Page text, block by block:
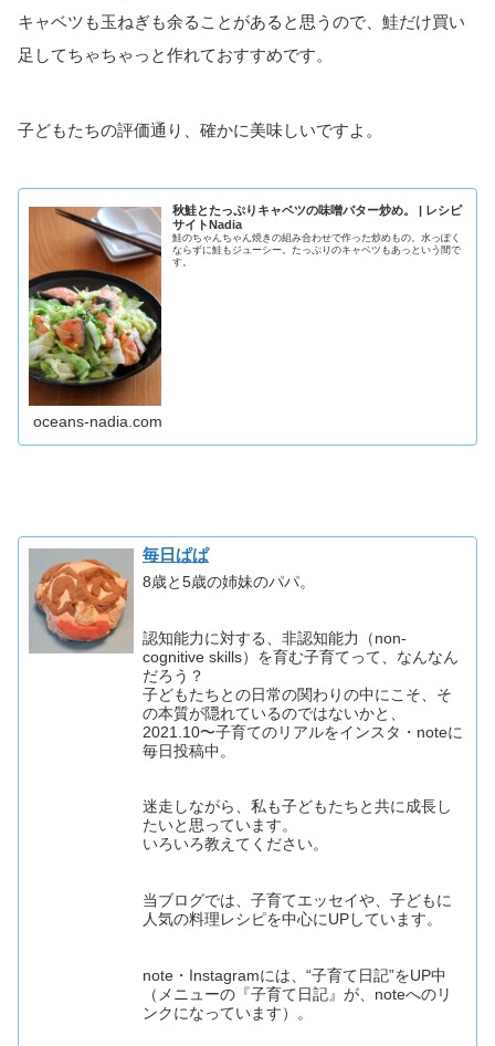
キャベツも玉ねぎも余ることがあると思うので、鮭だけ買い
足してちゃちゃっと作れておすすめです。
子どもたちの評価通り、確かに美味しいですよ。
秋鮭とたっぷりキャベツの味噌バター炒め。 | レシピ
サイトNadia
鮭のちゃんちゃん焼きの組み合わせで作った炒めもの。水っぽく
ならずに鮭もジューシー。たっぷりのキャベツもあっという間で
す。
oceans-nadia.com
毎日ぱぱ
8歳と5歳の姉妹のパパ。
認知能力に対する、非認知能力（non-
cognitive skills）を育む子育てって、なんなん
だろう？
子どもたちとの日常の関わりの中にこそ、そ
の本質が隠れているのではないかと、
2021.10〜子育てのリアルをインスタ・noteに
毎日投稿中。
迷走しながら、私も子どもたちと共に成長し
たいと思っています。
いろいろ教えてください。
当ブログでは、子育てエッセイや、子どもに
人気の料理レシピを中心にUPしています。
note・Instagramには、“子育て日記”をUP中
（メニューの『子育て日記』が、noteへのリ
ンクになっています）。